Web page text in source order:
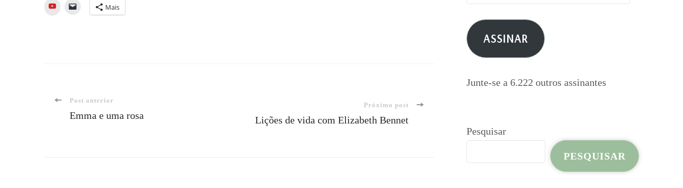
YouTube Mais
Navegação
Post anterior
Emma e uma rosa
Próximo post
Lições de vida com Elizabeth Bennet
de
e-
mail ASSINAR
Junte-se a 6.222 outros assinantes
Pesquisar
PESQUISAR